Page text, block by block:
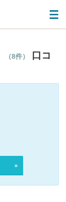
（8件）
口コ